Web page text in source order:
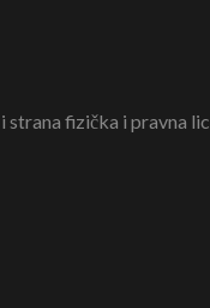
fizička i pravna